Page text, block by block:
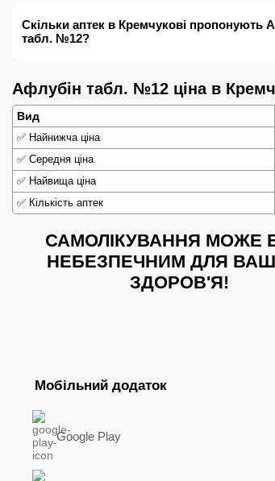
Скільки аптек в Кремчукові пропонують
табл. №12?
Афлубін табл. №12 ціна в
Вид
✅ Найнижча ціна
✅ Середня ціна
✅ Найвища ціна
✅ Кількість аптек
САМОЛІКУВАННЯ МОЖЕ
НЕБЕЗПЕЧНИМ ДЛЯ
ЗДОРОВ'Я!
Мобільний додаток
Google Play